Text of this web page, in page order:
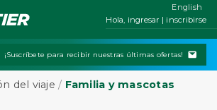
Hola, ingresar | inscribirse
¡Suscríbete para recibir nuestras últimas ofertas!
del viaje / Familia y mascotas
English